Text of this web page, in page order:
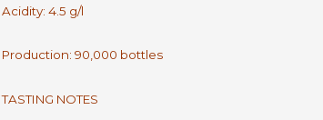
Acidity: 4.5 g/l
Production: 90,000 bottles
TASTING NOTES